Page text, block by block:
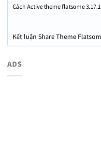
Cách Active theme flatsome
Kết luận Share Theme
ADS